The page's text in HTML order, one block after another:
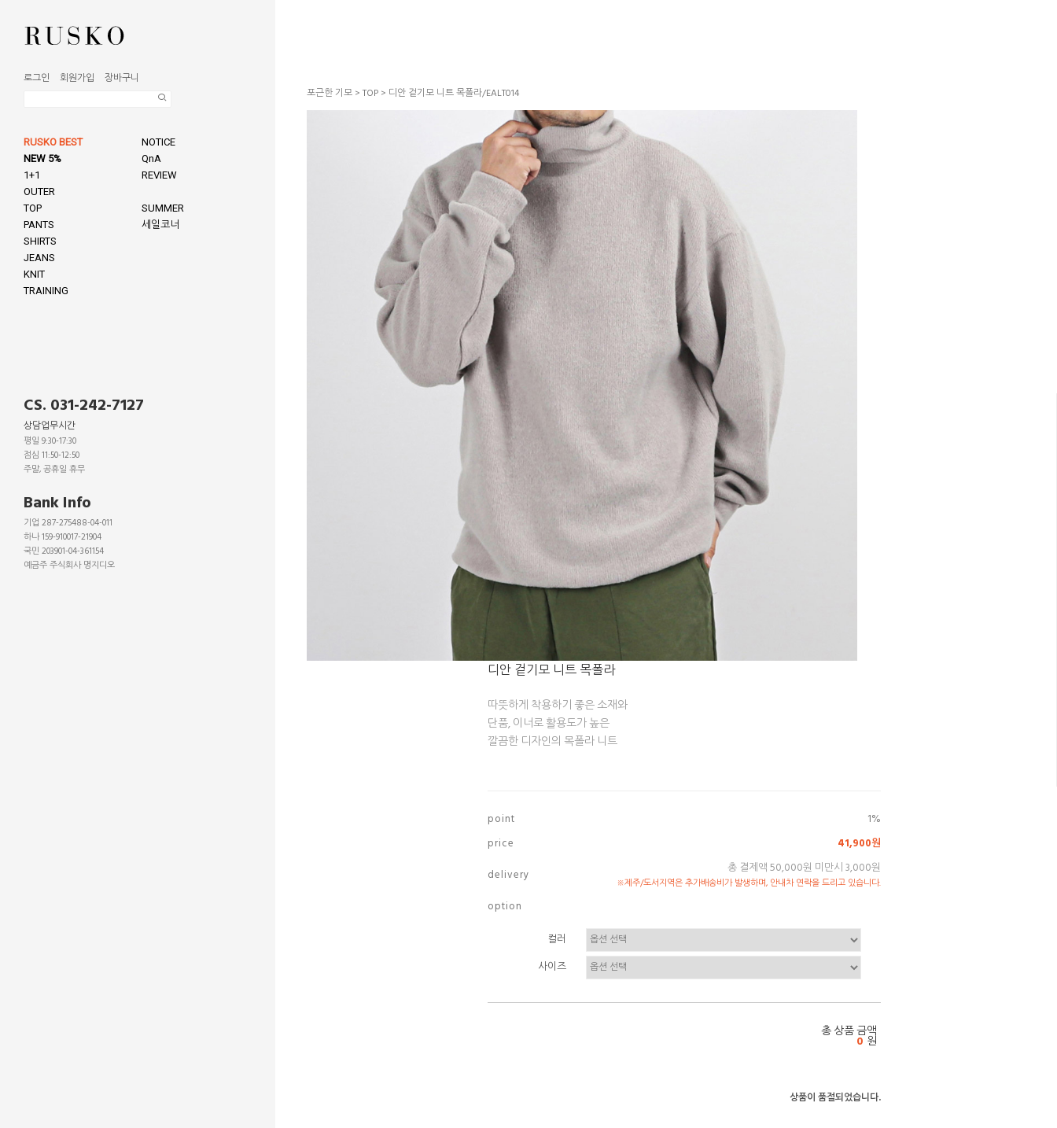
로그인 회원가입 장바구니
RUSKO BEST
NEW 5%
1+1
OUTER
TOP
PANTS
SHIRTS
JEANS
KNIT
TRAINING
NOTICE
QnA
REVIEW
SUMMER
세일코너
CS. 031-242-7127
상담업무시간
평일 9:30-17:30
점심 11:50-12:50
주말, 공휴일 휴무
Bank Info
기업 287-275488-04-011
하나 159-910017-21904
국민 203901-04-361154
예금주 주식회사 명지디오
포근한 기모 > TOP > 디안 겉기모 니트 목폴라/EALT014
디안 겉기모 니트 목폴라
따뜻하게 착용하기 좋은 소재와
단품, 이너로 활용도가 높은
깔끔한 디자인의 목폴라 니트
p o i n t
1%
p r i c e
41,900원
d e l i v e r y
총 결제액 50,000원 미만시 3,000원
※제주/도서지역은 추가배송비가 발생하며, 안내차 연락을 드리고 있습니다.
o p t i o n
컬러
사이즈
총 상품 금액
0 원
상품이 품절되었습니다.